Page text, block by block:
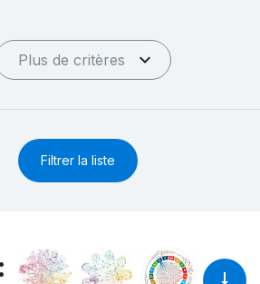
Plus de critères
Filtrer la liste
: